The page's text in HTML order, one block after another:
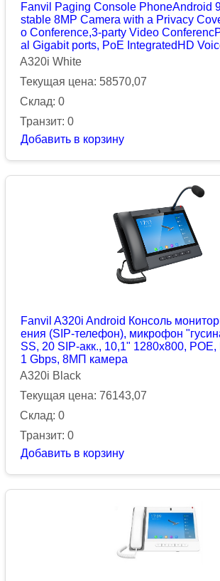
Fanvil Paging Console PhoneAndroid
stable 8MP Camera with a Privacy
o Conference,3-party Video
al Gigabit ports, PoE IntegratedHD
A320i White
Текущая цена: 58570,07
Склад: 0
Транзит: 0
Добавить в корзину
Fanvil A320i Android Консоль
ения (SIP-телефон), микрофон
SS, 20 SIP-акк., 10,1" 1280x800,
1 Gbps, 8МП камера
A320i Black
Текущая цена: 76143,07
Склад: 0
Транзит: 0
Добавить в корзину